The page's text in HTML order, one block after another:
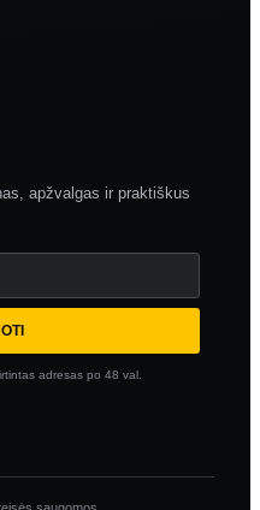
apžvalgas ir praktiškus
adresas po 48 val.